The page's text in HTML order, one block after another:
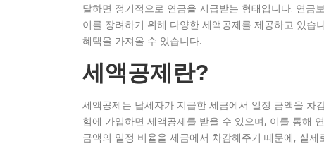
달하면 정기적으로 연금을 지급받는 형태입니다. 연금
이를 장려하기 위해 다양한 세액공제를 제공하고 있습
혜택을 가져올 수 있습니다.
세액공제란?
세액공제는 납세자가 지급한 세금에서 일정 금액을 차
험에 가입하면 세액공제를 받을 수 있으며, 이를 통해
금액의 일정 비율을 세금에서 차감해주기 때문에, 실